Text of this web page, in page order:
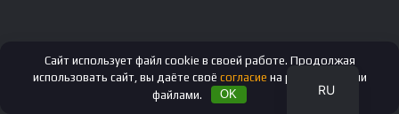
RU
EN
Сайт использует файл cookie в своей работе. Продолжая
использовать сайт, вы даёте своё согласие на работу с этими
файлами.
OK